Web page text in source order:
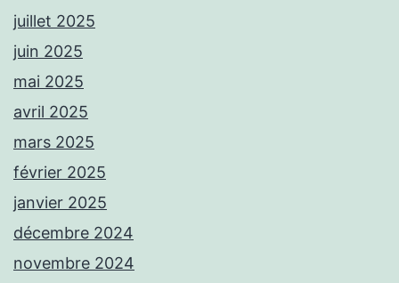
juillet 2025
juin 2025
mai 2025
avril 2025
mars 2025
février 2025
janvier 2025
décembre 2024
novembre 2024